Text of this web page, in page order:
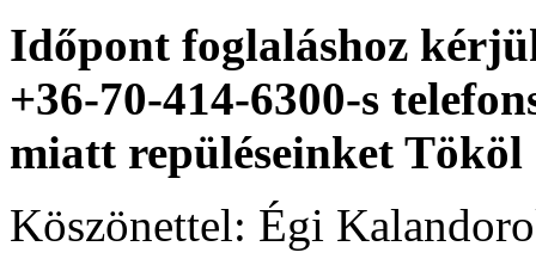
Időpont foglaláshoz
+36-70-414-6300-s
miatt repüléseinket
Köszönettel: Égi